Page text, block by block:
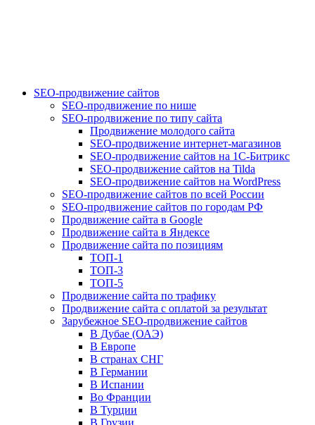
SEO-продвижение сайтов
SEO-продвижение по нише
SEO-продвижение по типу сайта
Продвижение молодого сайта
SEO-продвижение интернет-магазинов
SEO-продвижение сайтов на 1С-Битрикс
SEO-продвижение сайтов на Tilda
SEO-продвижение сайтов на WordPress
SEO-продвижение сайтов по всей России
SEO-продвижение сайтов по городам РФ
Продвижение сайта в Google
Продвижение сайта в Яндексе
Продвижение сайта по позициям
ТОП-1
ТОП-3
ТОП-5
Продвижение сайта по трафику
Продвижение сайта с оплатой за результат
Зарубежное SEO-продвижение сайтов
В Дубае (ОАЭ)
В Европе
В странах СНГ
В Германии
В Испании
Во Франции
В Турции
В Грузии